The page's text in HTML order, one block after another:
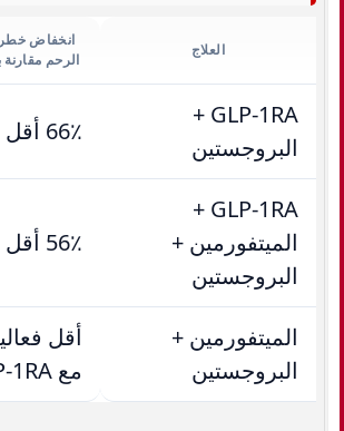
العلاج
انخفاض
الرحم
GLP-1RA +
البروجستين
66٪ أقل خطرًا
GLP-1RA +
الميتفورمين +
البروجستين
56٪ أقل خطرًا
الميتفورمين +
البروجستين
أقل
مع GLP-1RA